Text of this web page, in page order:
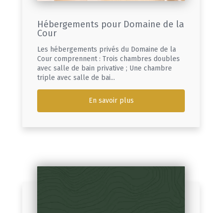
Hébergements pour Domaine de la
Cour
Les hébergements privés du Domaine de la
Cour comprennent : Trois chambres doubles
avec salle de bain privative ; Une chambre
triple avec salle de bai...
En savoir plus